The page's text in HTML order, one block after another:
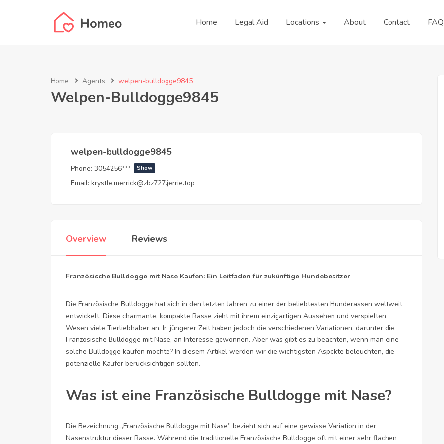
Home Legal Aid Locations About Contact FAQ
Home Agents welpen-bulldogge9845
Welpen-Bulldogge9845
welpen-bulldogge9845
Phone: 3054256*** Show
Email: krystle.merrick@zbz727.jerrie.top
Overview Reviews
Französische Bulldogge mit Nase Kaufen: Ein Leitfaden für zukünftige Hundebesitzer
Die Französische Bulldogge hat sich in den letzten Jahren zu einer der beliebtesten Hunderassen weltweit
entwickelt. Diese charmante, kompakte Rasse zieht mit ihrem einzigartigen Aussehen und verspielten
Wesen viele Tierliebhaber an. In jüngerer Zeit haben jedoch die verschiedenen Variationen, darunter die
Französische Bulldogge mit Nase, an Interesse gewonnen. Aber was gibt es zu beachten, wenn man eine
solche Bulldogge kaufen möchte? In diesem Artikel werden wir die wichtigsten Aspekte beleuchten, die
potenzielle Käufer berücksichtigen sollten.
Was ist eine Französische Bulldogge mit Nase?
Die Bezeichnung „Französische Bulldogge mit Nase” bezieht sich auf eine gewisse Variation in der
Nasenstruktur dieser Rasse. Während die traditionelle Französische Bulldogge oft mit einer sehr flachen